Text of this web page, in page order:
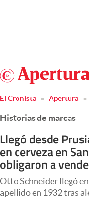
Members
Economía y Política
Finanzas y Mercados
Negocios
Columnistas
Otras secciones
El Cronista Apertura
Historias de marcas
Llegó desde
en cerveza en
obligaron a
Otto Schneider llegó
apellido en 1932 tras